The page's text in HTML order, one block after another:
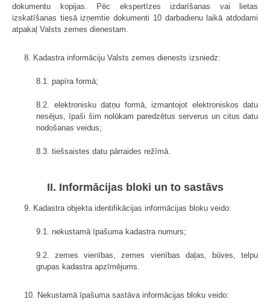
dokumentu kopijas. Pēc ekspertīzes izdarīšanas vai lietas
izskatīšanas tiesā izņemtie dokumenti 10 darbadienu laikā atdodami
atpakaļ Valsts zemes dienestam.
8. Kadastra informāciju Valsts zemes dienests izsniedz:
8.1. papīra formā;
8.2. elektronisku datņu formā, izmantojot elektroniskos datu
nesējus, īpaši šim nolūkam paredzētus serverus un citus datu
nodošanas veidus;
8.3. tiešsaistes datu pārraides režīmā.
II. Informācijas bloki un to sastāvs
9. Kadastra objekta identifikācijas informācijas bloku veido:
9.1. nekustamā īpašuma kadastra numurs;
9.2. zemes vienības, zemes vienības daļas, būves, telpu
grupas kadastra apzīmējums.
10. Nekustamā īpašuma sastāva informācijas bloku veido: